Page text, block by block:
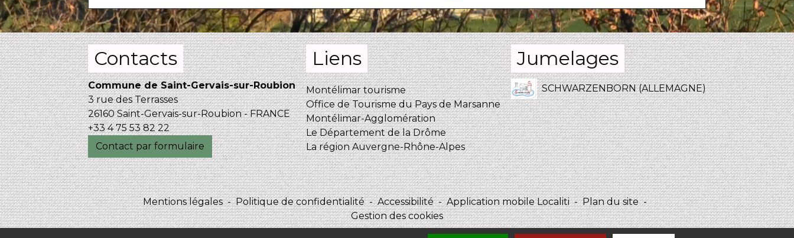
Contacts
Commune de Saint-Gervais-sur-Roubion
3 rue des Terrasses
26160 Saint-Gervais-sur-Roubion - FRANCE
+33 4 75 53 82 22
Contact par formulaire
Liens
Montélimar tourisme
Office de Tourisme du Pays de Marsanne
Montélimar-Agglomération
Le Département de la Drôme
La région Auvergne-Rhône-Alpes
Jumelages
SCHWARZENBORN (ALLEMAGNE)
Mentions légales - Politique de confidentialité - Accessibilité - Application mobile Localiti - Plan du site -
Gestion des cookies